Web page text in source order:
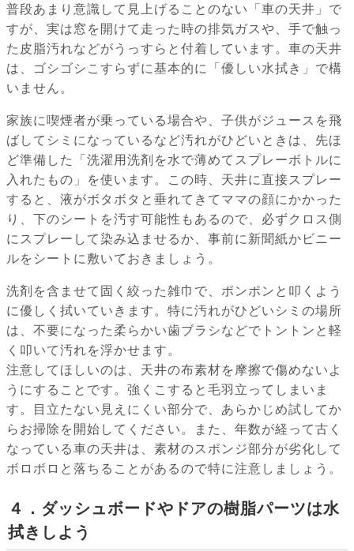
普段あまり意識して見上げることのない「車の天井」で
すが、実は窓を開けて走った時の排気ガスや、手で触っ
た皮脂汚れなどがうっすらと付着しています。車の天井
は、ゴシゴシこすらずに基本的に「優しい水拭き」で構
いません。
家族に喫煙者が乗っている場合や、子供がジュースを飛
ばしてシミになっているなど汚れがひどいときは、先ほ
ど準備した「洗濯用洗剤を水で薄めてスプレーボトルに
入れたもの」を使います。この時、天井に直接スプレー
すると、液がボタボタと垂れてきてママの顔にかかった
り、下のシートを汚す可能性もあるので、必ずクロス側
にスプレーして染み込ませるか、事前に新聞紙かビニー
ルをシートに敷いておきましょう。
洗剤を含ませて固く絞った雑巾で、ポンポンと叩くよう
に優しく拭いていきます。特に汚れがひどいシミの場所
は、不要になった柔らかい歯ブラシなどでトントンと軽
く叩いて汚れを浮かせます。
注意してほしいのは、天井の布素材を摩擦で傷めないよ
うにすることです。強くこすると毛羽立ってしまいま
す。目立たない見えにくい部分で、あらかじめ試してか
らお掃除を開始してください。また、年数が経って古く
なっている車の天井は、素材のスポンジ部分が劣化して
ボロボロと落ちることがあるので特に注意しましょう。
４．ダッシュボードやドアの樹脂パーツは水
拭きしよう